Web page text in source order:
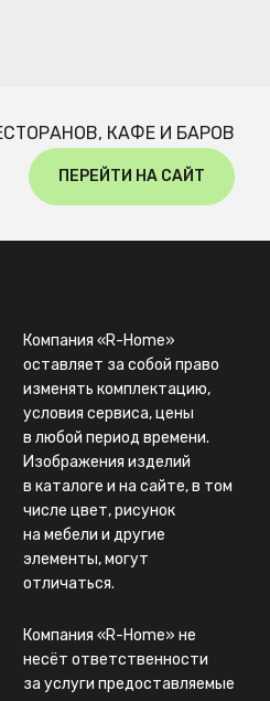
КАФЕ И БАРОВ
ПЕРЕЙТИ НА САЙТ
Компания «R-Home»
оставляет за собой право
изменять комплектацию,
условия сервиса, цены
в любой период времени.
Изображения изделий
в каталоге и на сайте, в том
числе цвет, рисунок
на мебели и другие
элементы, могут
отличаться.
Компания «R-Home» не
несёт ответственности
за услуги предоставляемые